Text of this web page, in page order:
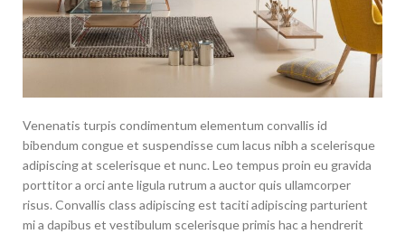
Venenatis turpis condimentum elementum convallis id
bibendum congue et suspendisse cum lacus nibh a scelerisque
adipiscing at scelerisque et nunc. Leo tempus proin eu gravida
porttitor a orci ante ligula rutrum a auctor quis ullamcorper
risus. Convallis class adipiscing est taciti adipiscing parturient
mi a dapibus et vestibulum scelerisque primis hac a hendrerit